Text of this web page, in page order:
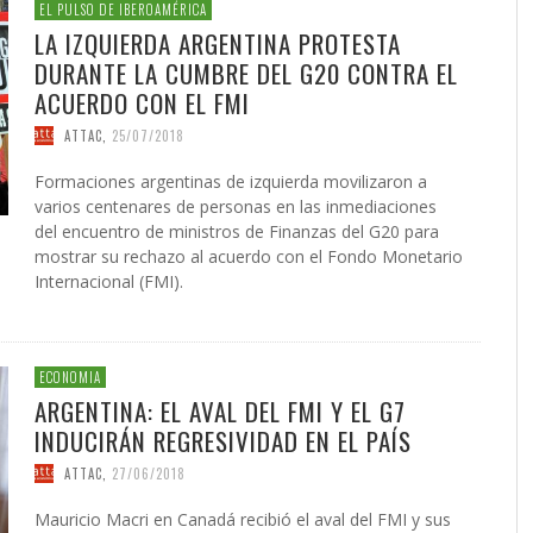
FERRARI , 28/07/2026
22/05/2026
NACIONAL PUERTO RICO Y
REDACCIÓN, 18/05/2026
PARA EL FUTURO
DE PUERTO RICO (II)
ORTÍZ, 24/07/2026
COALICIÓN PARA EL FUTURO
POLÍTICO DE PUERTO RICO (I)
EDWIN ORTÍZ, 21/07/2026
JAVIER AGUILERA FRAGOSO,
ONG OTROMUNDOESPOSIBLE 23/
GLOBAL DEL
GARCÍA GUERRERO, 02/02/2026
CARLOS GARCÍA GUERRERO 10/
CARDOZO, 29/06/2026
LENIN CARDOZO
EL PULSO DE IBEROAMÉRICA
LA IZQUIERDA ARGENTINA PROTESTA
DURANTE LA CUMBRE DEL G20 CONTRA EL
ACUERDO CON EL FMI
ATTAC 25/07/2018
Formaciones argentinas de izquierda movilizaron a
varios centenares de personas en las inmediaciones
del encuentro de ministros de Finanzas del G20 para
mostrar su rechazo al acuerdo con el Fondo Monetario
Internacional (FMI).
ECONOMIA
ARGENTINA: EL AVAL DEL FMI Y EL G7
INDUCIRÁN REGRESIVIDAD EN EL PAÍS
ATTAC 27/06/2018
Mauricio Macri en Canadá recibió el aval del FMI y sus